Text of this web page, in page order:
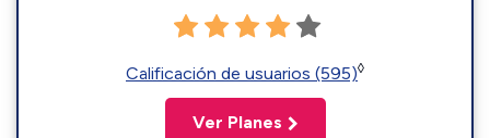
Calificación de usuarios (595)◊
Ver Planes